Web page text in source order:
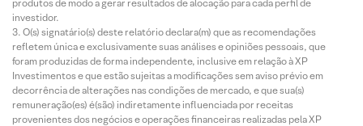
produtos de modo a gerar resultados de alocação para cada perfil de
investidor.
O(s) signatário(s) deste relatório declara(m) que as recomendações
refletem única e exclusivamente suas análises e opiniões pessoais, que
foram produzidas de forma independente, inclusive em relação à XP
Investimentos e que estão sujeitas a modificações sem aviso prévio em
decorrência de alterações nas condições de mercado, e que sua(s)
remuneração(es) é(são) indiretamente influenciada por receitas
provenientes dos negócios e operações financeiras realizadas pela XP